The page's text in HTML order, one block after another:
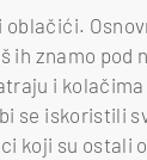
oblačići.
ih znamo pod
i
se iskoristili
koji su ostali